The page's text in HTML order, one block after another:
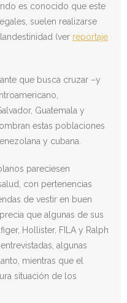
es conocido que este
suelen realizarse
(ver reportaje
que busca cruzar –y
Guatemala y
estas poblaciones
y cubana.
pareciesen
con pertenencias
de vestir en buen
que algunas de sus
Hollister, FILA y Ralph
algunas
mientras que el
situación de los